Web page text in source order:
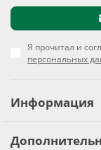
Я прочитал и
персональных
Информация